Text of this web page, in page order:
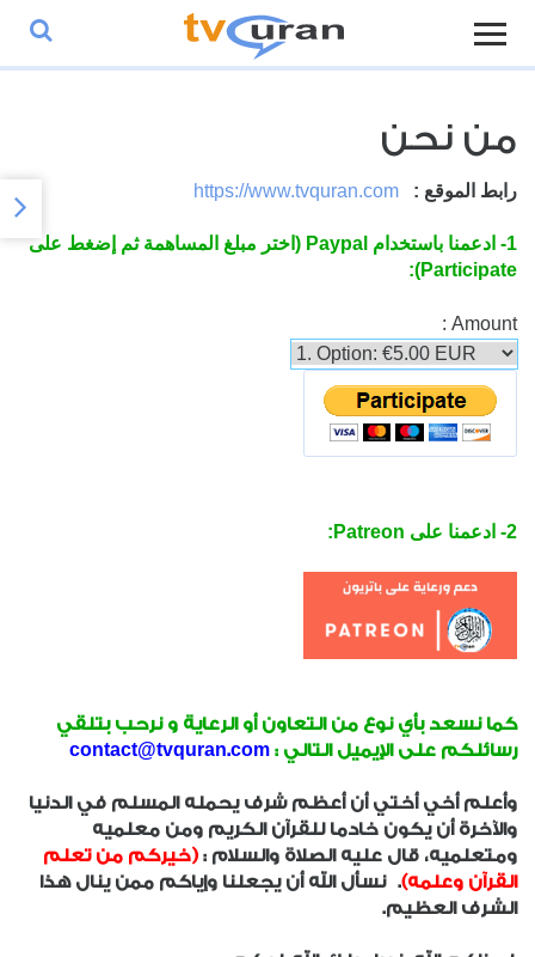
من نحن
رابط الموقع : https://www.tvquran.com
1- ادعمنا باستخدام Paypal (اختر مبلغ المساهمة ثم إضغط على
Participate):
Amount :
2- ادعمنا على
كما نسعد بأي نوع من التعاون أو الرعاية و نرحب بتلقي
رسائلكم على الإيميل التالي : contact@tvquran.com
وأعلم أخي أختي أن أعظم شرف يحمله المسلم في الدنيا
والآخرة أن يكون خادما للقرآن الكريم ومن معلميه
ومتعلميه، قال عليه الصلاة والسلام : (خيركم من تعلم
القرآن وعلمه). نسأل الله أن يجعلنا وإياكم ممن ينال هذا
الشرف العظيم.